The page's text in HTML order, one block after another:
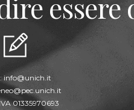
essere
info@unich.it
01335970693